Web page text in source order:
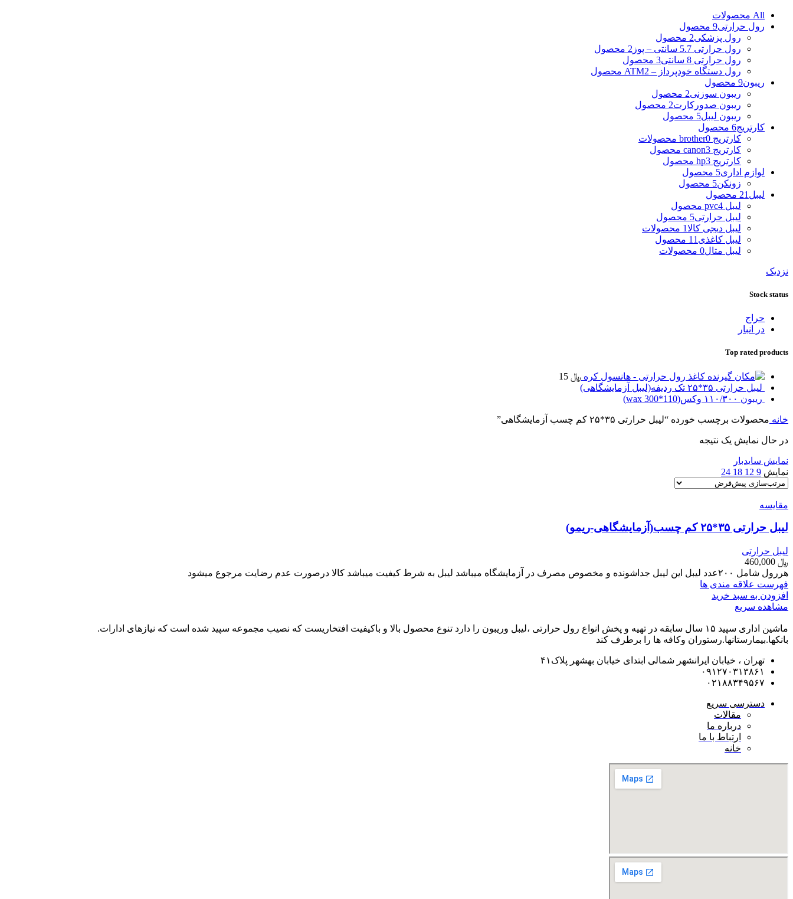
All محصولات
رول حرارتی9 محصول
رول پزشکی2 محصول
رول حرارتی 5.7 سانتی – پوز
2 محصول
رول حرارتی 8 سانتی
3 محصول
رول دستگاه خودپرداز – ATM 2 محصول
ریبون9 محصول
ریبون سوزنی2 محصول
ریبون صدورکارت2 محصول
ریبون لیبل5 محصول
کارتریج6 محصول
کارتریج brother 0 محصولات
کارتریج canon 3 محصول
کارتریج hp 3 محصول
لوازم اداری5 محصول
زونکن5 محصول
لیبل 21 محصول
لیبل pvc 4 محصول
لیبل حرارتی5 محصول
لیبل دیجی کالا1 محصولات
لیبل کاغذی 11 محصول
لیبل متال0 محصولات
نزدیک
Stock status
حراج
در انبار
Top rated products
کاغذ رول حرارتی - هانسول کره ﷼
لیبل حرارتی ۳۵*۲۵ تک ردیفه(لیبل آزمایشگاهی)
ریبون ۱۱۰/۳۰۰ وکس(110*300 wax)
خانه محصولات برچسب خورده “لیبل حرارتی ۳۵*۲۵ کم چسب آزمایشگاهی”
در حال نمایش یک نتیجه
نمایش سایدبار
نمایش 9
12
18
24
مقایسه
لیبل حرارتی ۳۵*۲۵ کم چسب(آزمایشگاهی-ریمو)
لیبل حرارتی
﷼
هررول شامل ۲۰۰عدد لیبل این لیبل جداشونده و مخصوص مصرف در آزمایشگاه میباشد لیبل به شرط کیفیت میباشد کالا درصورت عدم رضایت مرجوع میشود
فهرست علاقه مندی ها
افزودن به سبد خرید
مشاهده سریع
ماشین اداری سپید ۱۵ سال سابقه در تهیه و پخش انواع رول حرارتی ،لیبل وریبون را دارد تنوع محصول بالا و باکیفیت افتخاریست که نصیب مجموعه سپید شده است که نیازهای ادارات.
بانکها.بیمارستانها.رستوران و‌کافه ها را برطرف کند
تهران ، خیابان ایرانشهر شمالی ابتدای خیابان بهشهر پلاک۴۱
۰۹۱۲۷۰۳۱۳۸۶۱
۰۲۱۸۸۳۴۹۵۶۷
دسترسی سریع
مقالات
درباره ما
ارتباط با ما
خانه